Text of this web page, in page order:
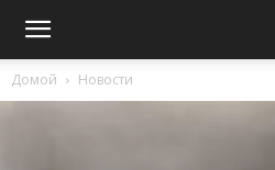
Домой Новости